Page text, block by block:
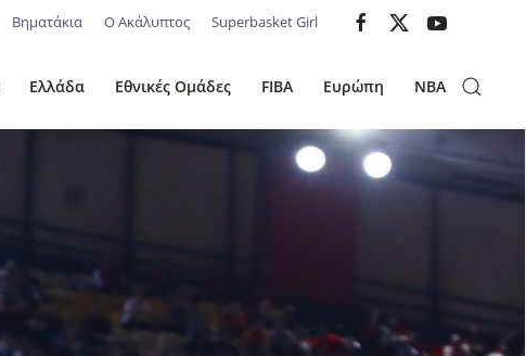
Βηματάκια Ο Ακάλυπτος Superbasket Girl
Ελλάδα Εθνικές Ομάδες FIBA Ευρώπη NBA